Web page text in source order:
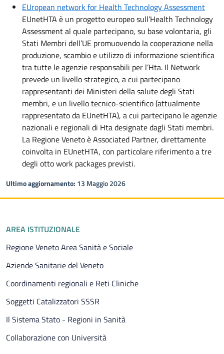
EUropean network for Health Technology Assessment
EUnetHTA è un progetto europeo sull’Health Technology
Assessment al quale partecipano, su base volontaria, gli
Stati Membri dell’UE promuovendo la cooperazione nella
produzione, scambio e utilizzo di informazione scientifica
tra tutte le agenzie responsabili per l’Hta. Il Network
prevede un livello strategico, a cui partecipano
rappresentanti dei Ministeri della salute degli Stati
membri, e un livello tecnico-scientifico (attualmente
rappresentato da EUnetHTA), a cui partecipano le agenzie
nazionali e regionali di Hta designate dagli Stati membri.
La Regione Veneto è Associated Partner, direttamente
coinvolta in EUnetHTA, con particolare riferimento a tre
degli otto work packages previsti.
Ultimo aggiornamento: 13 Maggio 2026
Piè di pagina
AREA ISTITUZIONALE
Regione Veneto Area Sanità e Sociale
Aziende Sanitarie del Veneto
Coordinamenti regionali e Reti Cliniche
Soggetti Catalizzatori SSSR
Il Sistema Stato - Regioni in Sanità
Collaborazione con Università